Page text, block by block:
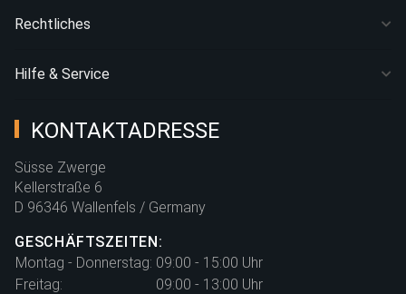
Rechtliches
Hilfe & Service
KONTAKTADRESSE
Süsse Zwerge
Kellerstraße 6
D 96346 Wallenfels / Germany
GESCHÄFTSZEITEN:
Montag - Donnerstag: 09:00 - 15:00 Uhr
Freitag:
09:00 - 13:00 Uhr